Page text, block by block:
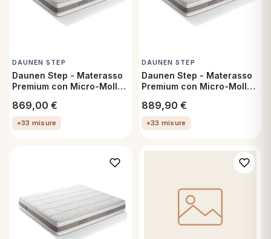
DAUNEN STEP
Daunen Step - Materasso
Premium con Micro-Molle
80x190 cm
869,00 €
+33 misure
DAUNEN STEP
Daunen Step - Materasso
Premium con Micro-Molle
80x190 cm
889,90 €
+33 misure